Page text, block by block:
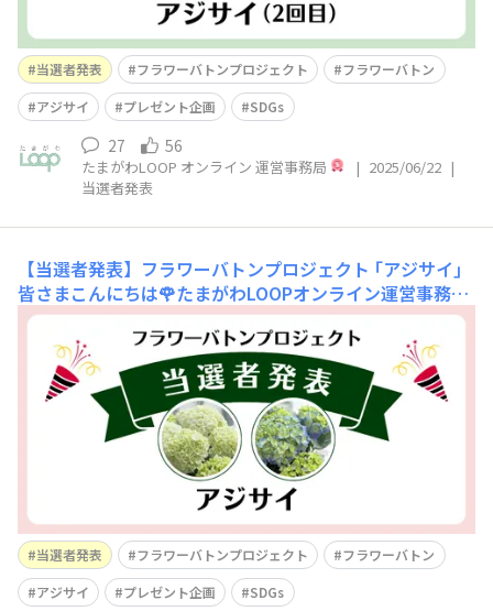
当選者発表 フラワーバトンプロジェクト
フラワーバトン
アジサイ
プレゼント企画 SDGs
27 56
たまがわLOOP オンライン 運営事務局 | 2025/06/22 |
当選者発表
【当選者発表】フラワーバトンプロジェクト ｢アジサイ｣
皆さまこんにちは🌹たまがわLOOPオンライン運営事務局
です。フラワーバトンプロジェクト ｢アジサイ｣ に、大変
多くの皆さまからご応募いただきました！コメントを投稿
してくださった皆さま、そして “いいね” やコメント返信
でキャンペーンを盛りあげてくださった皆さま、本当にあ
りがとうございます😆本キャンペ
当選者発表 フラワーバトンプロジェクト
フラワーバトン
アジサイ
プレゼント企画 SDGs